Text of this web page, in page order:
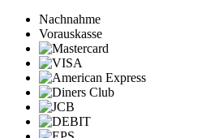
Nachnahme
Vorauskasse